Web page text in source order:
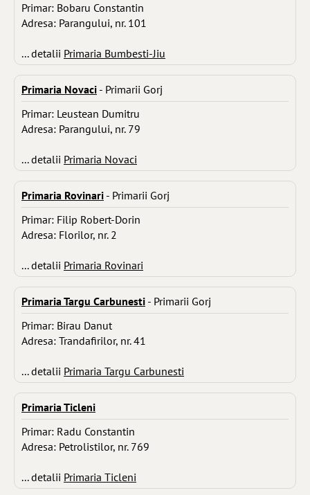
Primar: Bobaru Constantin
Adresa: Parangului, nr. 101
... detalii Primaria Bumbesti-Jiu
Primaria Novaci - Primarii Gorj
Primar: Leustean Dumitru
Adresa: Parangului, nr. 79
... detalii Primaria Novaci
Primaria Rovinari - Primarii Gorj
Primar: Filip Robert-Dorin
Adresa: Florilor, nr. 2
... detalii Primaria Rovinari
Primaria Targu Carbunesti - Primarii Gorj
Primar: Birau Danut
Adresa: Trandafirilor, nr. 41
... detalii Primaria Targu Carbunesti
Primaria Ticleni
Primar: Radu Constantin
Adresa: Petrolistilor, nr. 769
... detalii Primaria Ticleni